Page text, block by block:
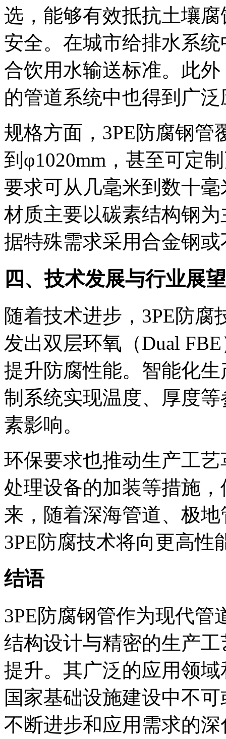
选，能够有效抵抗土壤
安全。在城市给排水系
合饮用水输送标准。此
的管道系统中也得到广泛
规格方面，3PE防腐钢管
到φ1020mm，甚至可定
要求可从几毫米到数十
材质主要以碳素结构钢
据特殊需求采用合金钢
四、技术发展与行业展望
随着技术进步，3PE防
发出双层环氧（Dual
提升防腐性能。智能化
制系统实现温度、厚度
素影响。
环保要求也推动生产工
处理设备的加装等措施
来，随着深海管道、极
3PE防腐技术将向更高性
结语
3PE防腐钢管作为现代
结构设计与精密的生产
提升。其广泛的应用领
国家基础设施建设中不
不断进步和应用需求的